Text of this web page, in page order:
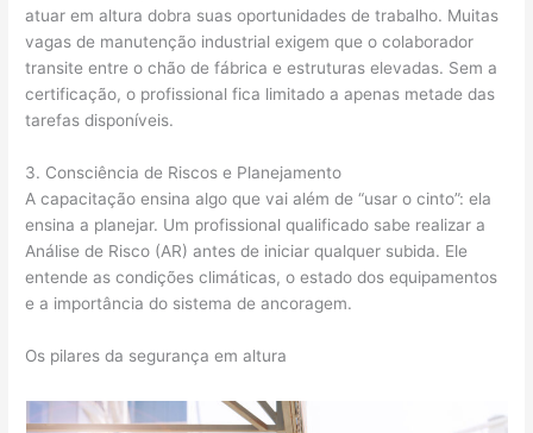
atuar em altura dobra suas oportunidades de trabalho. Muitas
vagas de manutenção industrial exigem que o colaborador
transite entre o chão de fábrica e estruturas elevadas. Sem a
certificação, o profissional fica limitado a apenas metade das
tarefas disponíveis.
3. Consciência de Riscos e Planejamento
A capacitação ensina algo que vai além de “usar o cinto”: ela
ensina a planejar. Um profissional qualificado sabe realizar a
Análise de Risco (AR) antes de iniciar qualquer subida. Ele
entende as condições climáticas, o estado dos equipamentos
e a importância do sistema de ancoragem.
Os pilares da segurança em altura